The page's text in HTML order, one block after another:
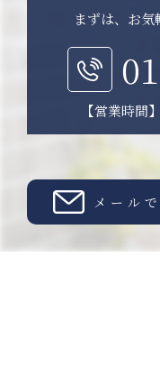
まずは、お気
【営業時間
メール